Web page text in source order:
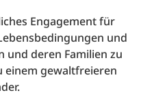
Engagement für
und
und deren Familien zu
einem gewaltfreieren